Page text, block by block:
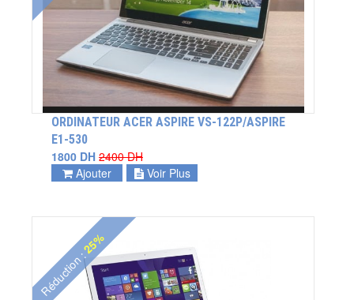
ORDINATEUR ACER ASPIRE VS-122P/ASPIRE
E1-530
1800 DH 2400 DH
Ajouter
Voir Plus
Réduction :
25%